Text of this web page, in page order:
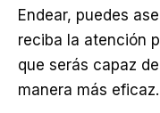
Endear, puedes
reciba la atención
que serás capaz
manera más eficaz.